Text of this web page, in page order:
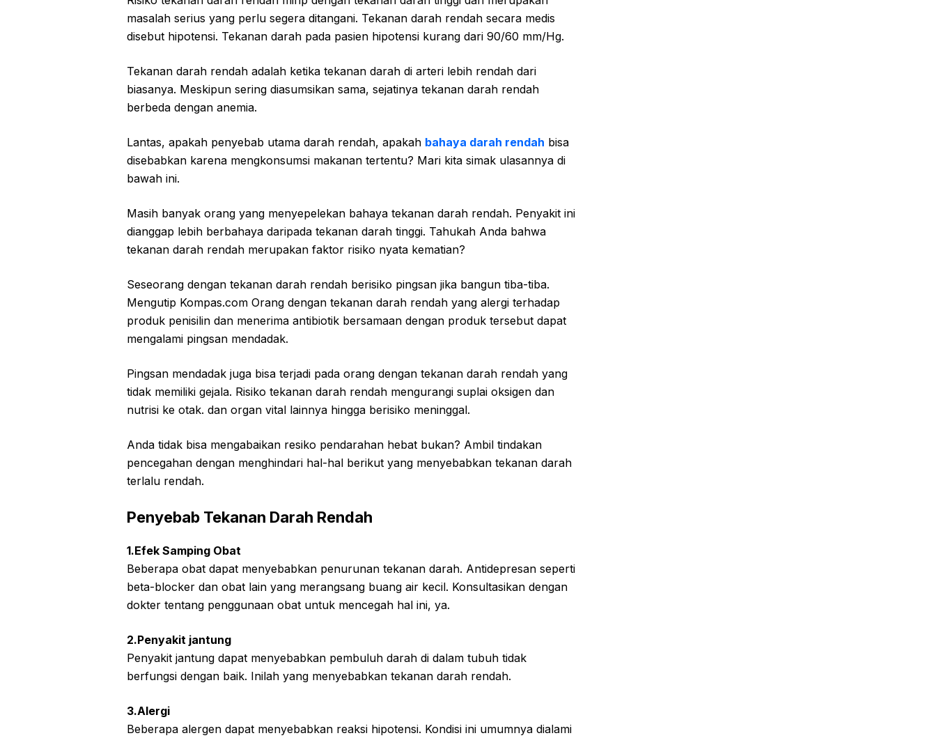
masalah serius yang perlu segera ditangani. Tekanan darah rendah secara medis
disebut hipotensi. Tekanan darah pada pasien hipotensi kurang dari 90/60 mm/Hg.
Tekanan darah rendah adalah ketika tekanan darah di arteri lebih rendah dari
biasanya. Meskipun sering diasumsikan sama, sejatinya tekanan darah rendah
berbeda dengan anemia.
Lantas, apakah penyebab utama darah rendah, apakah bahaya darah rendah bisa
disebabkan karena mengkonsumsi makanan tertentu? Mari kita simak ulasannya di
bawah ini.
Masih banyak orang yang menyepelekan bahaya tekanan darah rendah. Penyakit ini
dianggap lebih berbahaya daripada tekanan darah tinggi. Tahukah Anda bahwa
tekanan darah rendah merupakan faktor risiko nyata kematian?
Seseorang dengan tekanan darah rendah berisiko pingsan jika bangun tiba-tiba.
Mengutip Kompas.com Orang dengan tekanan darah rendah yang alergi terhadap
produk penisilin dan menerima antibiotik bersamaan dengan produk tersebut dapat
mengalami pingsan mendadak.
Pingsan mendadak juga bisa terjadi pada orang dengan tekanan darah rendah yang
tidak memiliki gejala. Risiko tekanan darah rendah mengurangi suplai oksigen dan
nutrisi ke otak. dan organ vital lainnya hingga berisiko meninggal.
Anda tidak bisa mengabaikan resiko pendarahan hebat bukan? Ambil tindakan
pencegahan dengan menghindari hal-hal berikut yang menyebabkan tekanan darah
terlalu rendah.
Penyebab Tekanan Darah Rendah
1.Efek Samping Obat
Beberapa obat dapat menyebabkan penurunan tekanan darah. Antidepresan seperti
beta-blocker dan obat lain yang merangsang buang air kecil. Konsultasikan dengan
dokter tentang penggunaan obat untuk mencegah hal ini, ya.
2.Penyakit jantung
Penyakit jantung dapat menyebabkan pembuluh darah di dalam tubuh tidak
berfungsi dengan baik. Inilah yang menyebabkan tekanan darah rendah.
3.Alergi
Beberapa alergen dapat menyebabkan reaksi hipotensi. Kondisi ini umumnya dialami